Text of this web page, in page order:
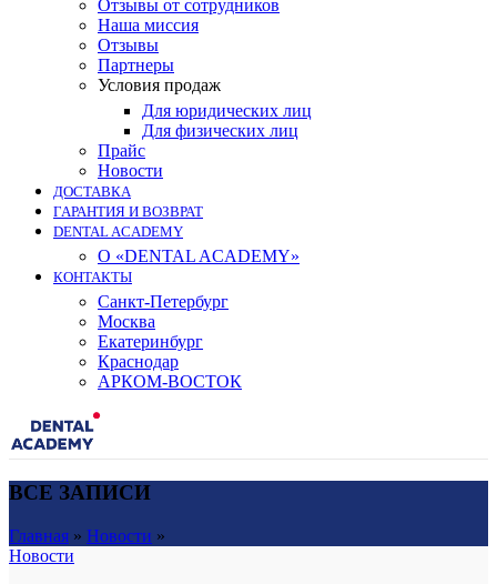
Отзывы от сотрудников
Наша миссия
Отзывы
Партнеры
Условия продаж
Для юридических лиц
Для физических лиц
Прайс
Новости
ДОСТАВКА
ГАРАНТИЯ И ВОЗВРАТ
DENTAL ACADEMY
О «DENTAL ACADEMY»
КОНТАКТЫ
Санкт-Петербург
Москва
Екатеринбург
Краснодар
АРКОМ-ВОСТОК
ВСЕ ЗАПИСИ
Главная » Новости »
Новости